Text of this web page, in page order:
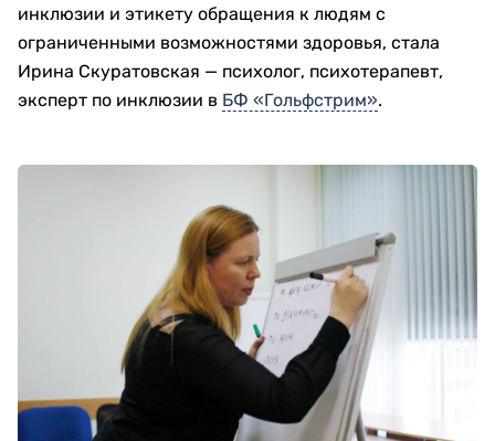
инклюзии и этикету обращения к людям с
ограниченными возможностями здоровья, стала
Ирина Скуратовская — психолог, психотерапевт,
эксперт по инклюзии в БФ «Гольфстрим».